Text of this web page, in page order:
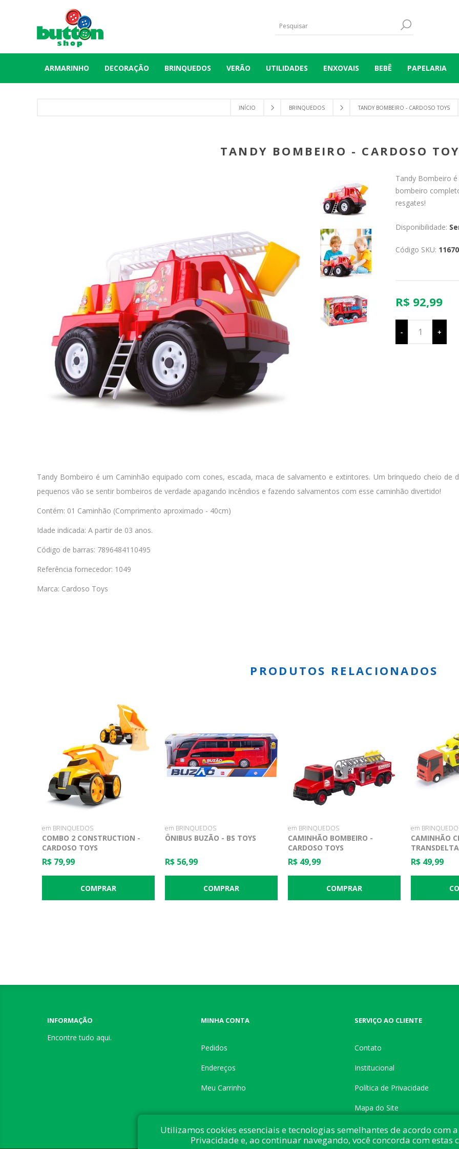
ARMARINHO DECORAÇÃO BRINQUEDOS VERÃO UTILIDADES ENXOVAIS BEBÊ PAPELARIA
INÍCIO BRINQUEDOS TANDY BOMBEIRO - CARDOSO TOYS
TANDY BOMBEIRO - CARDOSO
Tandy Bombeiro
bombeiro
resgates!
Disponibilidade:
Código SKU:
R$ 92,99
- +
Tandy Bombeiro é um Caminhão equipado com cones, escada, maca de salvamento e extintores. Um brinquedo cheio de
pequenos vão se sentir bombeiros de verdade apagando incêndios e fazendo salvamentos com esse caminhão divertido!
Contém: 01 Caminhão (Comprimento aproximado - 40cm)
Idade indicada: A partir de 03 anos.
Código de barras: 7896484110495
Referência fornecedor: 1049
Marca: Cardoso Toys
PRODUTOS RELACIONADOS
em BRINQUEDOS
COMBO 2 CONSTRUCTION -
CARDOSO TOYS
R$ 79,99
em BRINQUEDOS
ÔNIBUS BUZÃO - BS TOYS
R$ 56,99
em BRINQUEDOS
CAMINHÃO BOMBEIRO -
CARDOSO TOYS
R$ 49,99
em
CAMINHÃO
R$ 49,99
INFORMAÇÃO
Encontre tudo aqui.
MINHA CONTA
Pedidos
Endereços
Meu Carrinho
SERVIÇO AO CLIENTE
Contato
Institucional
Política de Privacidade
Mapa do Site
Utilizamos cookies essenciais e tecnologias semelhantes de acordo com
Privacidade e, ao continuar navegando, você concorda com estas